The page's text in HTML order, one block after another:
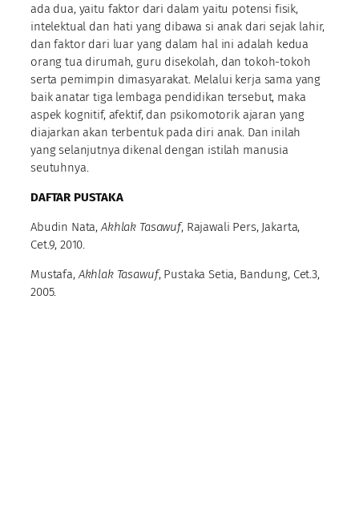
ada dua, yaitu faktor dari dalam yaitu potensi fisik,
intelektual dan hati yang dibawa si anak dari sejak lahir,
dan faktor dari luar yang dalam hal ini adalah kedua
orang tua dirumah, guru disekolah, dan tokoh-tokoh
serta pemimpin dimasyarakat. Melalui kerja sama yang
baik anatar tiga lembaga pendidikan tersebut, maka
aspek kognitif, afektif, dan psikomotorik ajaran yang
diajarkan akan terbentuk pada diri anak. Dan inilah
yang selanjutnya dikenal dengan istilah manusia
seutuhnya.
DAFTAR PUSTAKA
Abudin Nata,Akhlak Tasawuf, Rajawali Pers, Jakarta,
Cet.9, 2010.
Mustafa,Akhlak Tasawuf, Pustaka Setia, Bandung, Cet.3,
2005.